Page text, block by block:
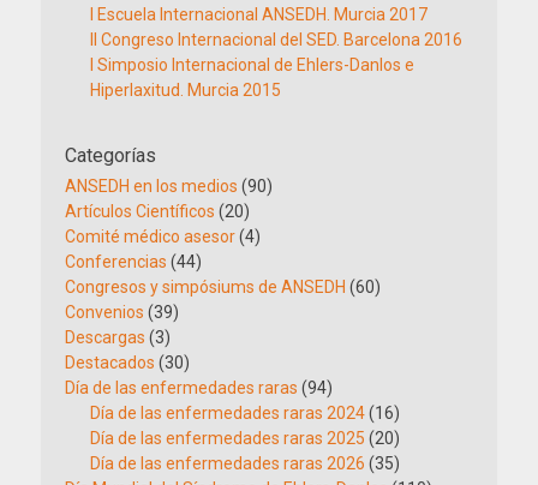
I Escuela Internacional ANSEDH. Murcia 2017
II Congreso Internacional del SED. Barcelona 2016
I Simposio Internacional de Ehlers-Danlos e
Hiperlaxitud. Murcia 2015
Categorías
ANSEDH en los medios (90)
Artículos Científicos (20)
Comité médico asesor(4)
Conferencias (44)
Congresos y simpósiums de ANSEDH (60)
Convenios (39)
Descargas (3)
Destacados (30)
Día de las enfermedades raras (94)
Día de las enfermedades raras 2024(16)
Día de las enfermedades raras 2025 (20)
Día de las enfermedades raras 2026 (35)